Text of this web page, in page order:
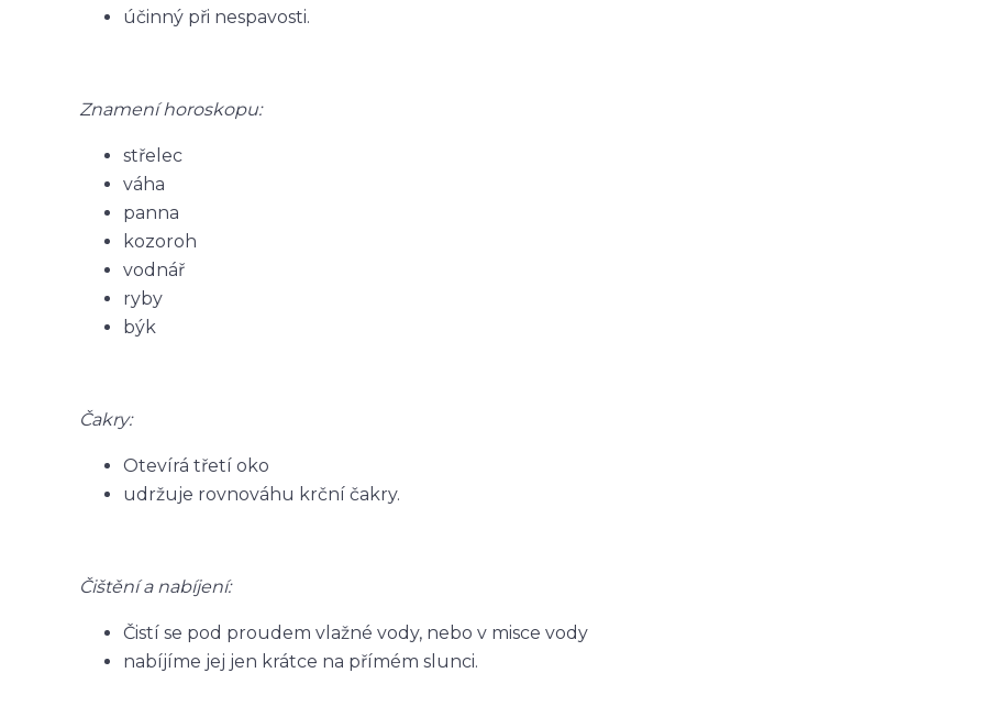
účinný při nespavosti.
Znamení horoskopu:
střelec
váha
panna
kozoroh
vodnář
ryby
býk
Čakry:
Otevírá třetí oko
udržuje rovnováhu krční čakry.
Čištění a nabíjení:
Čistí se pod proudem vlažné vody, nebo v misce vody
nabíjíme jej jen krátce na přímém slunci.